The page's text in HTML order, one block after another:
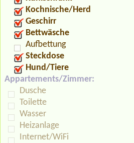
Kochnische/Herd
Geschirr
Bettwäsche
Aufbettung
Steckdose
Hund/Tiere
Appartements/Zimmer:
Dusche
Toilette
Wasser
Heizanlage
Internet/WiFi